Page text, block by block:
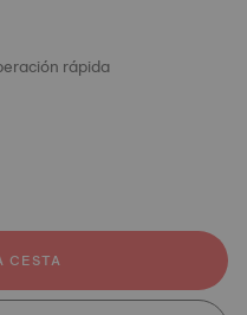
rápida
CESTA